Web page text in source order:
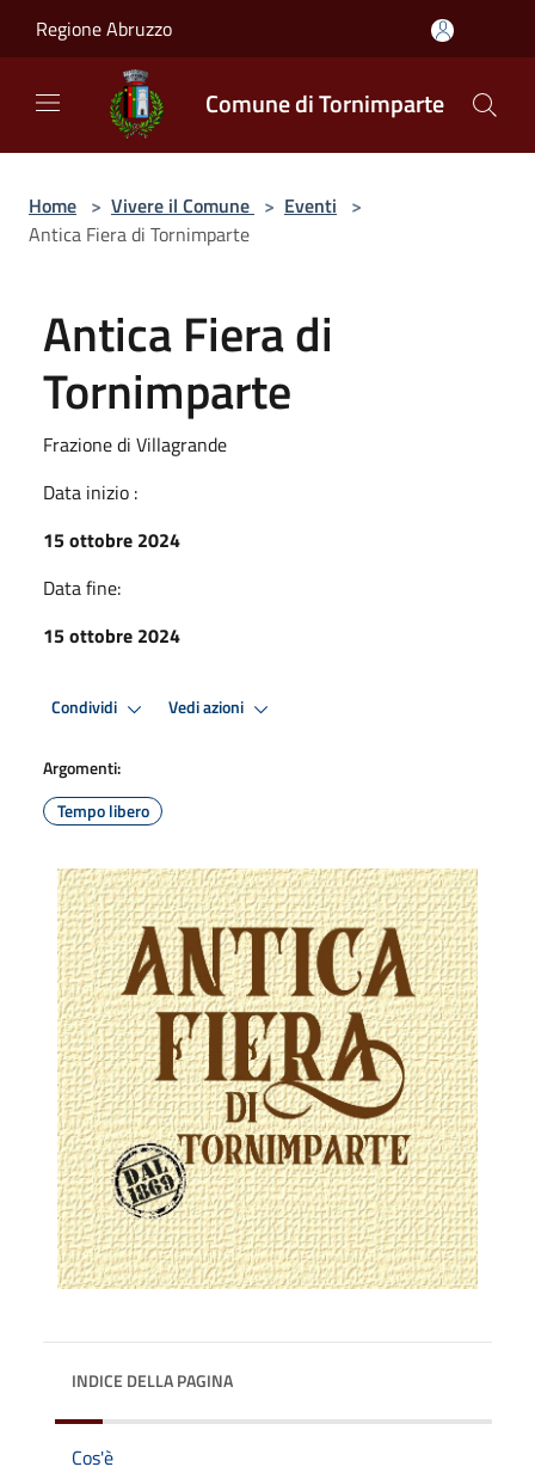
Regione Abruzzo
Comune di Tornimparte
Home > Vivere il Comune > Eventi >
Antica Fiera di Tornimparte
Antica Fiera di
Tornimparte
Frazione di Villagrande
Data inizio :
15 ottobre 2024
Data fine:
15 ottobre 2024
Condividi Vedi azioni
Argomenti:
Tempo libero
INDICE DELLA PAGINA
Cos'è